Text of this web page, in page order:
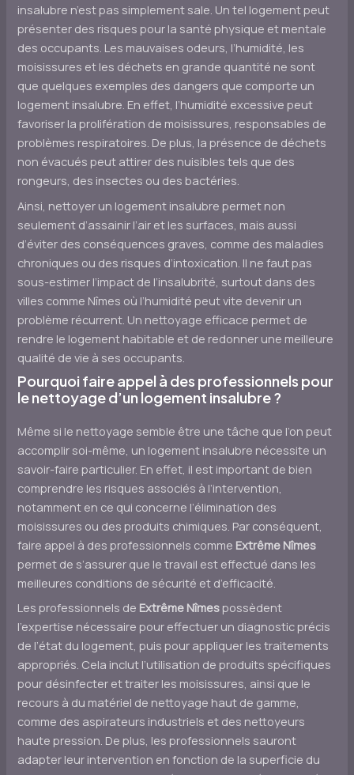
insalubre n’est pas simplement sale. Un tel logement peut
présenter des risques pour la santé physique et mentale
des occupants. Les mauvaises odeurs, l’humidité, les
moisissures et les déchets en grande quantité ne sont
que quelques exemples des dangers que comporte un
logement insalubre. En effet, l’humidité excessive peut
favoriser la prolifération de moisissures, responsables de
problèmes respiratoires. De plus, la présence de déchets
non évacués peut attirer des nuisibles tels que des
rongeurs, des insectes ou des bactéries.
Ainsi, nettoyer un logement insalubre permet non
seulement d’assainir l’air et les surfaces, mais aussi
d’éviter des conséquences graves, comme des maladies
chroniques ou des risques d’intoxication. Il ne faut pas
sous-estimer l’impact de l’insalubrité, surtout dans des
villes comme Nîmes où l’humidité peut vite devenir un
problème récurrent. Un nettoyage efficace permet de
rendre le logement habitable et de redonner une meilleure
qualité de vie à ses occupants.
Pourquoi faire appel à des professionnels pour
le nettoyage d’un logement insalubre ?
Même si le nettoyage semble être une tâche que l’on peut
accomplir soi-même, un logement insalubre nécessite un
savoir-faire particulier. En effet, il est important de bien
comprendre les risques associés à l’intervention,
notamment en ce qui concerne l’élimination des
moisissures ou des produits chimiques. Par conséquent,
faire appel à des professionnels comme Extrême Nîmes
permet de s’assurer que le travail est effectué dans les
meilleures conditions de sécurité et d’efficacité.
Les professionnels de Extrême Nîmespossèdent
l’expertise nécessaire pour effectuer un diagnostic précis
de l’état du logement, puis pour appliquer les traitements
appropriés. Cela inclut l’utilisation de produits spécifiques
pour désinfecter et traiter les moisissures, ainsi que le
recours à du matériel de nettoyage haut de gamme,
comme des aspirateurs industriels et des nettoyeurs
haute pression. De plus, les professionnels sauront
adapter leur intervention en fonction de la superficie du